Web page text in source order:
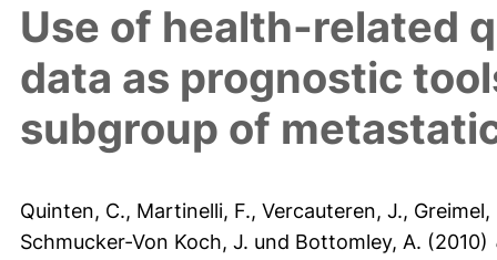
Use of health-related
data as prognostic
subgroup of
Quinten, C., Martinelli, F., Vercauteren, J., Greimel,
Schmucker-Von Koch, J. und Bottomley, A. (2010)